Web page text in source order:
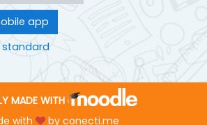
app
standard
MADE WITH
with
by conecti.me